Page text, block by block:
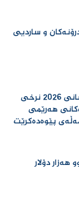
و ساردیی
ئەمڕۆ دووشەممە 27ی نیسانی 2026 نرخی
هەرێمی
پێوەدەكرێت
دۆلار